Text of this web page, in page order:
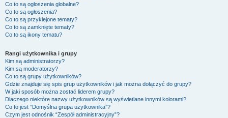
Co to są ogłoszenia globalne?
Co to są ogłoszenia?
Co to są przyklejone tematy?
Co to są zamknięte tematy?
Co to są ikony tematu?
Rangi użytkownika i grupy
Kim są administratorzy?
Kim są moderatorzy?
Co to są grupy użytkowników?
Gdzie znajduje się spis grup użytkowników i jak można dołączyć do grupy?
W jaki sposób można zostać liderem grupy?
Dlaczego niektóre nazwy użytkowników są wyświetlane innymi kolorami?
Co to jest “Domyślna grupa użytkownika”?
Czym jest odnośnik “Zespół administracyjny”?